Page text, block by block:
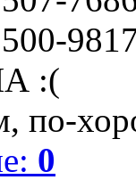
:(
по-
0